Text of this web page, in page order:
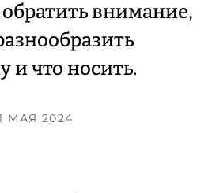
внимание,
и что носить.
МАЯ 2024